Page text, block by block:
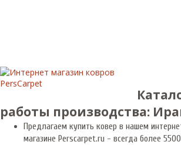
работы производства:
Предлагаем купить ковер в нашем
магазине Perscarpet.ru - всегда более 5500